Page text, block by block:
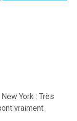
York : Très
vraiment